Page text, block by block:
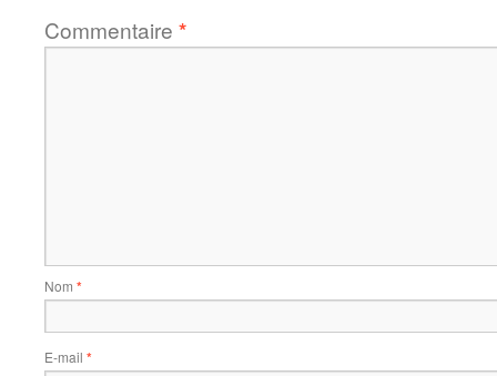
Commentaire *
Nom *
E-mail *